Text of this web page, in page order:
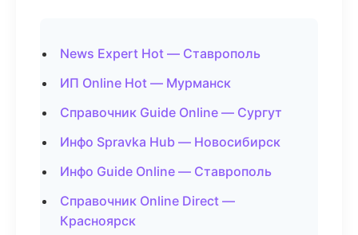
News Expert Hot — Ставрополь
ИП Online Hot — Мурманск
Справочник Guide Online — Сургут
Инфо Spravka Hub — Новосибирск
Инфо Guide Online — Ставрополь
Справочник Online Direct —
Красноярск